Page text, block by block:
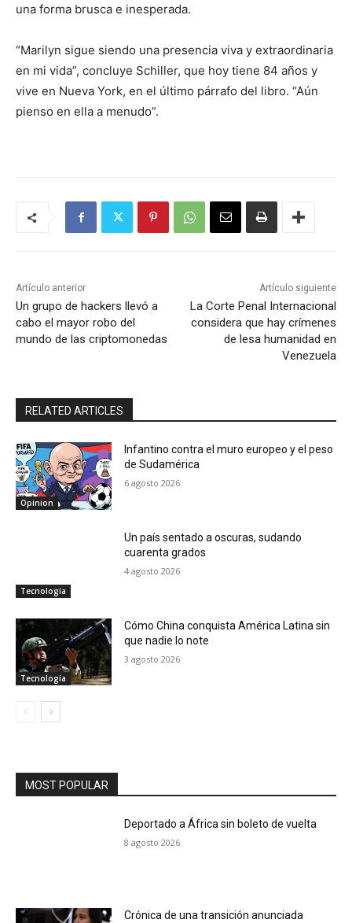
una forma brusca e inesperada.
“Marilyn sigue siendo una presencia viva y extraordinaria
en mi vida”, concluye Schiller, que hoy tiene 84 años y
vive en Nueva York, en el último párrafo del libro. “Aún
pienso en ella a menudo”.
Artículo anterior
Un grupo de hackers llevó a
cabo el mayor robo del
mundo de las criptomonedas
Artículo siguiente
La Corte Penal Internacional
considera que hay crímenes
de lesa humanidad en
Venezuela
RELATED ARTICLES
Opinion
Infantino contra el muro europeo y el peso
de Sudamérica
6 agosto 2026
Tecnología
Un país sentado a oscuras, sudando
cuarenta grados
4 agosto 2026
Tecnología
Cómo China conquista América Latina sin
que nadie lo note
3 agosto 2026
MOST POPULAR
Deportado a África sin boleto de vuelta
8 agosto 2026
Crónica de una transición anunciada